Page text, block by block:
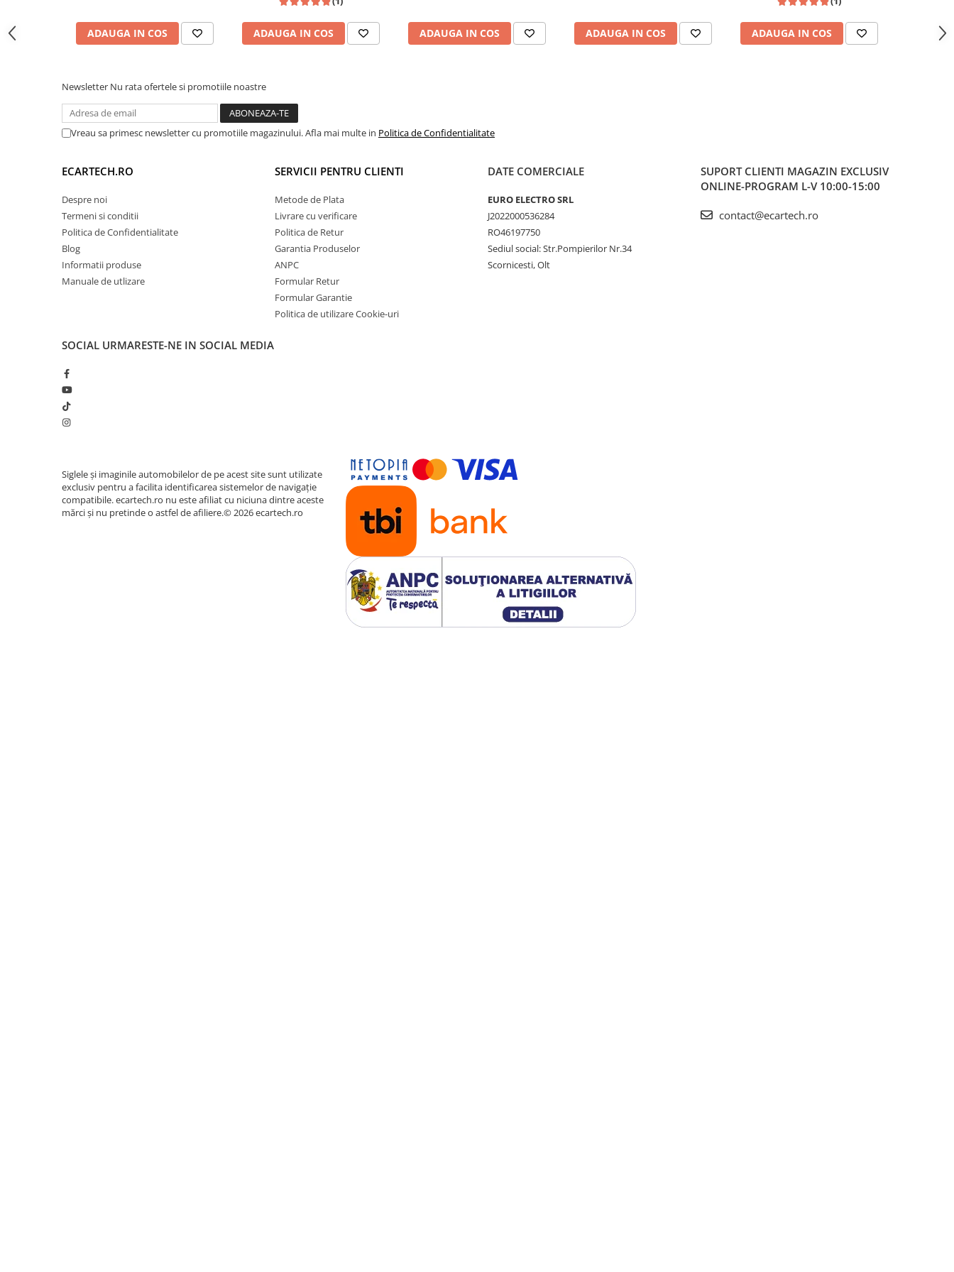
Lumini Ambientale
Pompe transfer
Intretinere auto
Camera Endoscop
Trusa cale distributie
Echipamente service auto
Huse volan
Chei si truse chei
Aparate de lipit si capsat
Prelungitoare
Aeroterme
Dezumidificatoare
Boxe & Subwoofer Auto
Difuzore Auto
📱 CarPlay și Android Auto Wireless
mașină. Navigația oferă integrare completă
ADAUGA IN COS
rama gri
ADAUGA IN COS ADAUGA IN COS ADAUGA IN COS
BK
ADAUGA IN COS
Newsletter Nu rata ofertele si promotiile noastre
Vreau sa primesc newsletter cu promotiile magazinului. Afla mai multe in Politica de Confidentialitate
ECARTECH.RO
Despre noi
Termeni si conditii
Politica de Confidentialitate
Blog
Informatii produse
Manuale de utlizare
SERVICII PENTRU CLIENTI
Metode de Plata
Livrare cu verificare
Politica de Retur
Garantia Produselor
ANPC
Formular Retur
Formular Garantie
Politica de utilizare Cookie-uri
DATE COMERCIALE
EURO ELECTRO SRL
J2022000536284
RO46197750
Sediul social: Str.Pompierilor Nr.34
Scornicesti, Olt
SUPORT CLIENTI MAGAZIN EXCLUSIV
ONLINE-PROGRAM L-V 10:00-15:00
contact@ecartech.ro
SOCIAL URMARESTE-NE IN SOCIAL MEDIA
Siglele și imaginile automobilelor de pe acest site sunt utilizate
exclusiv pentru a facilita identificarea sistemelor de navigație
compatibile. ecartech.ro nu este afiliat cu niciuna dintre aceste
mărci și nu pretinde o astfel de afiliere.© 2026 ecartech.ro